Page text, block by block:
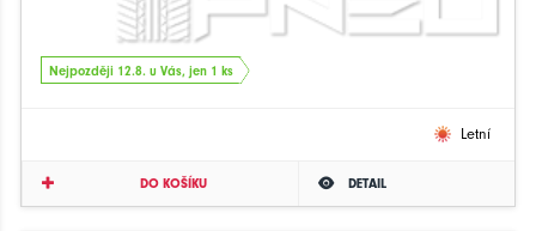
Nejpozději 12.8. u Vás, jen 1 ks
Letní
DO KOŠÍKU DETAIL